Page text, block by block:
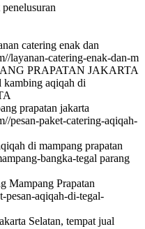
catering enak dan
layanan-catering-enak-dan-m
PRAPATAN JAKARTA
aqiqah di
prapatan jakarta
pesan-paket-catering-aqiqah-
di mampang prapatan
bangka-tegal parang
Mampang Prapatan
pesan-aqiqah-di-tegal-
Selatan, tempat jual